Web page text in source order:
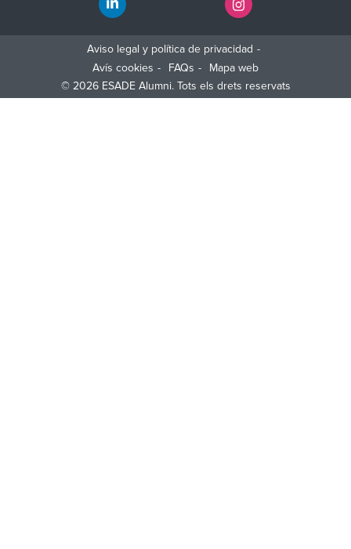
Aviso legal y política de privacidad
Avís cookies
FAQs
Mapa web
© 2026 ESADE Alumni. Tots els drets reservats